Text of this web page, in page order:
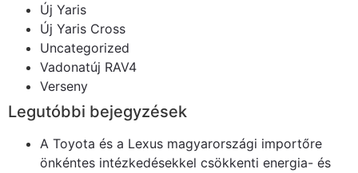
Új Yaris
Új Yaris Cross
Uncategorized
Vadonatúj RAV4
Verseny
Legutóbbi bejegyzések
A Toyota és a Lexus magyarországi importőre
önkéntes intézkedésekkel csökkenti energia- és